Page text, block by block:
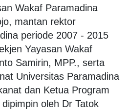
Wakaf Paramadina
mantan rektor
periode 2007 - 2015
Yayasan Wakaf
Samirin, MPP., serta
Universitas Paramadina
dan Ketua Program
oleh Dr Tatok